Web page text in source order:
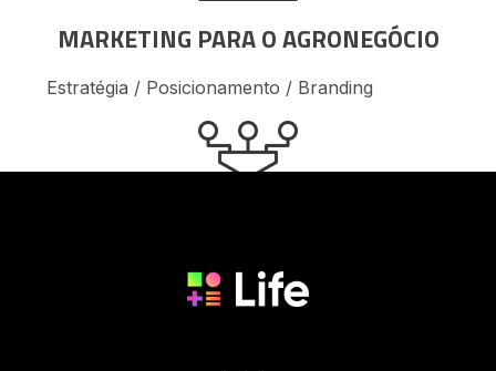
MARKETING PARA O AGRONEGÓCIO
Estratégia / Posicionamento / Branding
COMERCIAL